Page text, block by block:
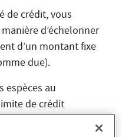
de crédit, vous
d’échelonner
d’un montant fixe
due).
espèces au
de crédit